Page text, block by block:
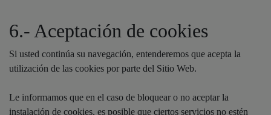
6.- Aceptación de cookies
Si usted continúa su navegación, entenderemos que acepta la
utilización de las cookies por parte del Sitio Web.
Le informamos que en el caso de bloquear o no aceptar la
instalación de cookies, es posible que ciertos servicios no estén